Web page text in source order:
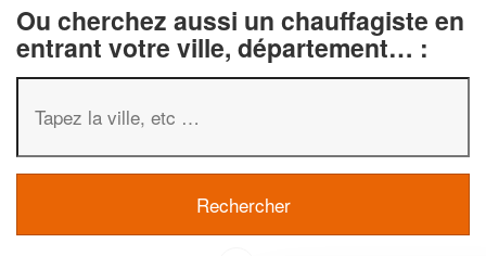
Ou cherchez aussi un chauffagiste en
entrant votre ville, département… :